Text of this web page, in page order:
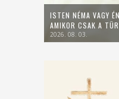
ISTEN NÉMA VAGY
AMIKOR CSAK A
2026. 08. 03.